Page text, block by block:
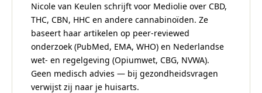
Nicole van Keulen schrijft voor Mediolie over CBD,
THC, CBN, HHC en andere cannabinoïden. Ze
baseert haar artikelen op peer-reviewed
onderzoek (PubMed, EMA, WHO) en Nederlandse
wet- en regelgeving (Opiumwet, CBG, NVWA).
Geen medisch advies — bij gezondheidsvragen
verwijst zij naar je huisarts.